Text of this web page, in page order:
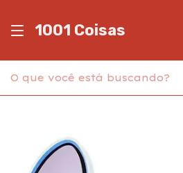
1001 Coisas